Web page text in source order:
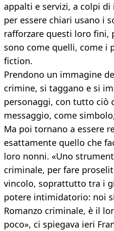
appalti e servizi, a colpi
per essere chiari usano i
rafforzare questi loro fini,
sono come quelli, come i
fiction.
Prendono un immagine
crimine, si taggano e si
personaggi, con tutto ciò
messaggio, come
Ma poi tornano a essere
esattamente quello che
loro nonni. «Uno
criminale, per fare
vincolo, soprattutto tra i
potere intimidatorio: noi
Romanzo criminale, è il
poco», ci spiegava ieri